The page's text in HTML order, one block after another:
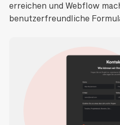
erreichen und Webflow
benutzerfreundliche